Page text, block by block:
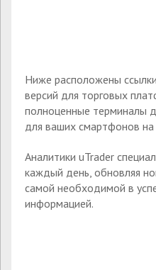
Ниже расположены
версий для торговых
полноценные терминалы
для ваших смартфонов
Аналитики uTrader
каждый день, обновляя
самой необходимой в
информацией.